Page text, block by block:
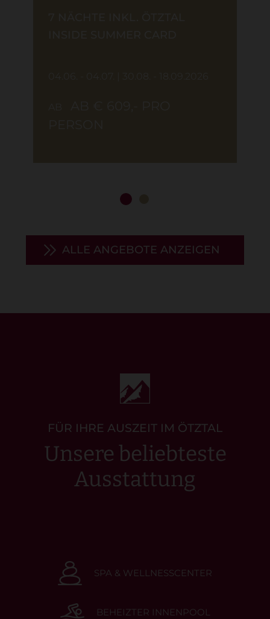
ALLE ANGEBOTE ANZEIGEN
FÜR IHRE AUSZEIT IM ÖTZTAL
Unsere beliebteste
Ausstattung
SPA & WELLNESSCENTER
BEHEIZTER INNENPOOL